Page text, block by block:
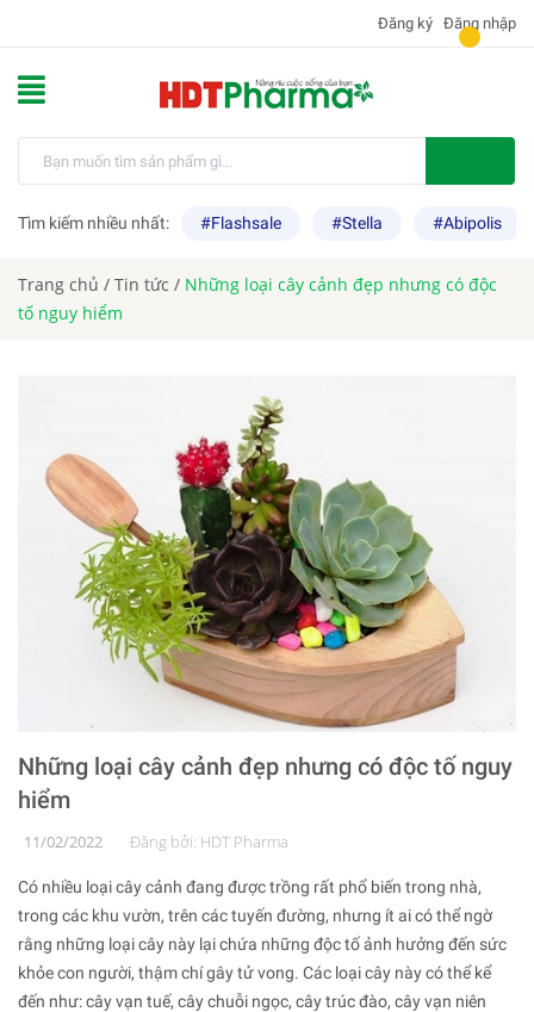
Đăng ký Đăng nhập
Tìm kiếm nhiều nhất: #Flashsale #Stella #Abipolis
Trang chủ / Tin tức / Những loại cây cảnh đẹp nhưng có độc
tố nguy hiểm
Những loại cây cảnh đẹp nhưng có độc tố nguy
hiểm
11/02/2022 Đăng bởi: HDT Pharma
Có nhiều loại cây cảnh đang được trồng rất phổ biến trong nhà,
trong các khu vườn, trên các tuyến đường, nhưng ít ai có thể ngờ
rằng những loại cây này lại chứa những độc tố ảnh hưởng đến sức
khỏe con người, thậm chí gây tử vong. Các loại cây này có thể kể
đến như: cây vạn tuế, cây chuỗi ngọc, cây trúc đào, cây vạn niên